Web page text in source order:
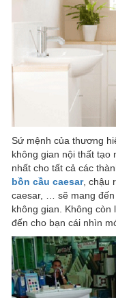
Sứ mệnh của thương
không gian nội thất tạo
nhất cho tất cả các
bồn cầu caesar, chậu
caesar, … sẽ mang
không gian. Không còn
đến cho bạn cái nhìn